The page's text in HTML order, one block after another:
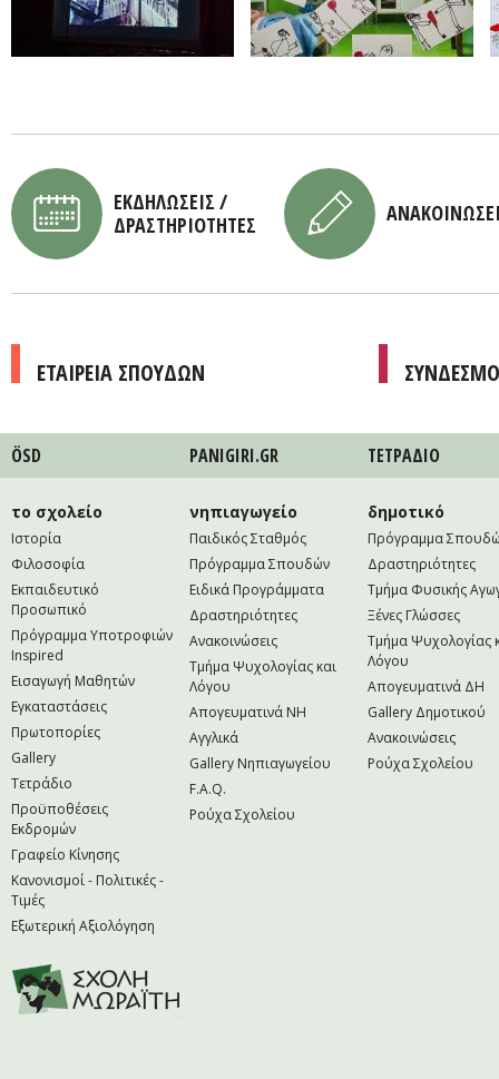
ΕΚΔΗΛΩΣΕΙΣ /
ΔΡΑΣΤΗΡΙΟΤΗΤΕΣ
ΕΤΑΙΡΕΙΑ ΣΠΟΥΔΩΝ
ÖSD PANIGIRI.GR ΤΕΤΡAΔΙΟ
το σχολείο
Ιστορία
Φιλοσοφία
Εκπαιδευτικό
Προσωπικό
Πρόγραμμα Υποτροφιών
Inspired
Εισαγωγή Μαθητών
Εγκαταστάσεις
Πρωτοπορίες
Gallery
Τετράδιο
Προϋποθέσεις
Εκδρομών
Γραφείο Κίνησης
Κανονισμοί - Πολιτικές -
Τιμές
Εξωτερική Αξιολόγηση
νηπιαγωγείο
Παιδικός Σταθμός
Πρόγραμμα Σπουδών
Ειδικά Προγράμματα
Δραστηριότητες
Ανακοινώσεις
Τμήμα Ψυχολογίας και
Λόγου
Απογευματινά NH
Αγγλικά
Gallery Νηπιαγωγείου
F.A.Q.
Ρούχα Σχολείου
δημοτικό
Πρόγραμμα
Δραστηριότητες
Τμήμα Φυσικής
Ξένες Γλώσσες
Τμήμα Ψυχολογίας
Λόγου
Απογευματινά ΔΗ
Gallery Δημοτικού
Ανακοινώσεις
Ρούχα Σχολείου